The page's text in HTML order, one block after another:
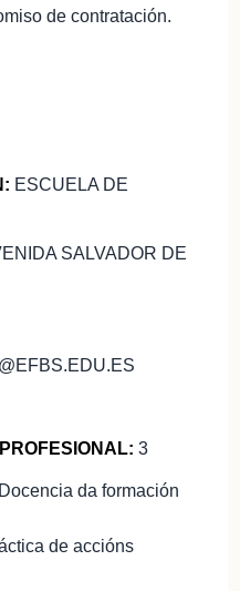
de contratación.
ESCUELA DE
SALVADOR DE
3
da formación
de accións